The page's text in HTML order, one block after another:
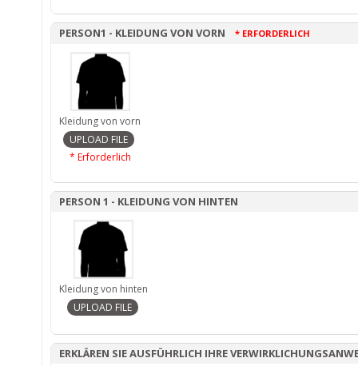
PERSON1 - KLEIDUNG VON VORN * ERFORDERLICH
Kleidung von vorn
* Erforderlich
PERSON 1 - KLEIDUNG VON HINTEN
Kleidung von hinten
ERKLÄREN SIE AUSFÜHRLICH IHRE